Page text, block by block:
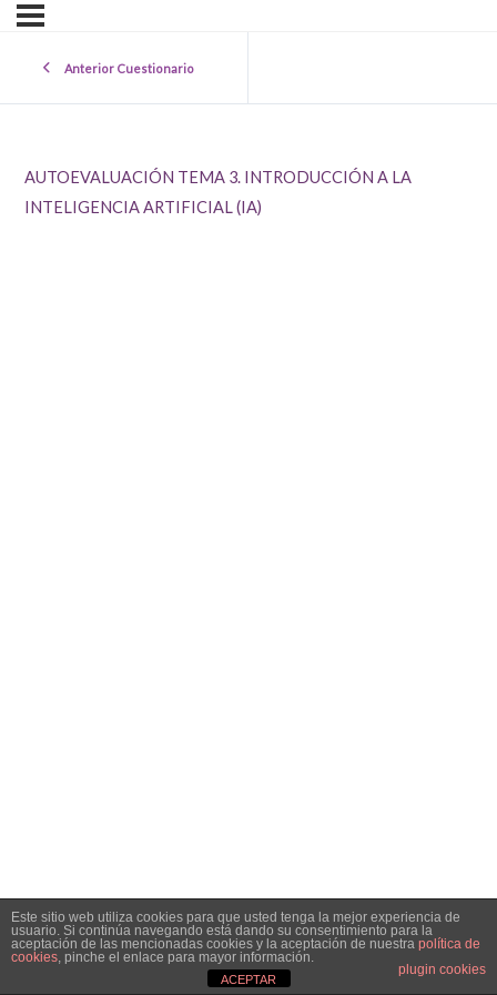
Anterior Cuestionario
AUTOEVALUACIÓN TEMA 3. INTRODUCCIÓN A LA
INTELIGENCIA ARTIFICIAL (IA)
Este sitio web utiliza cookies para que usted tenga la mejor experiencia de
usuario. Si continúa navegando está dando su consentimiento para la
aceptación de las mencionadas cookies y la aceptación de nuestra política de
cookies, pinche el enlace para mayor información.
plugin cookies
ACEPTAR